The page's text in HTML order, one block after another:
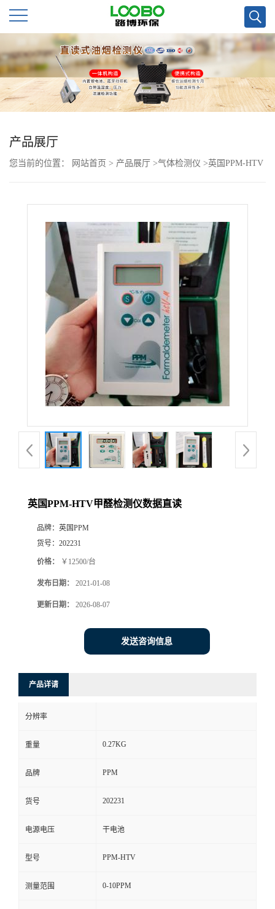
公
司
首
页
公
品
厅
系
言
产品展厅
您当前的位置： 网站首页 > 产品展厅 >气体检测仪 >英国PPM-HTV
英国PPM-HTV甲醛检测仪数据直读
品牌： 英国PPM
货号： 202231
价格： ￥12500/台
发布日期： 2021-01-08
更新日期： 2026-08-07
发送咨询信息
产品详请
分辨率
重量 0.27KG
品牌 PPM
货号 202231
电源电压 干电池
型号 PPM-HTV
测量范围 0-10PPM